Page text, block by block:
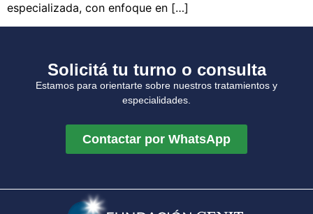
especializada, con enfoque en […]
Solicitá tu turno o consulta
Estamos para orientarte sobre nuestros tratamientos y
especialidades.
Contactar por WhatsApp